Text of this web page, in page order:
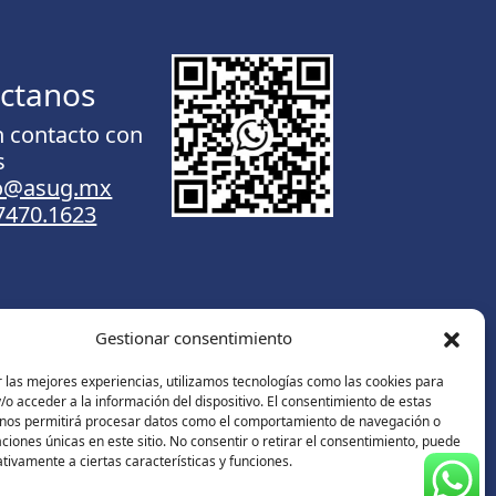
Gestionar consentimiento
las mejores experiencias, utilizamos tecnologías como las cookies para
acceder a la información del dispositivo. El consentimiento de estas
permitirá procesar datos como el comportamiento de navegación o
únicas en este sitio. No consentir o retirar el consentimiento, puede
a ciertas características y funciones.
contacto con
Contáctanos